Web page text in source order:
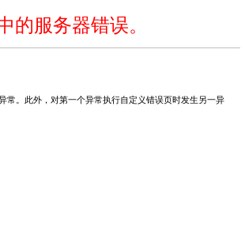
的服务器错误。
常。此外，对第一个异常执行自定义错误页时发生另一异